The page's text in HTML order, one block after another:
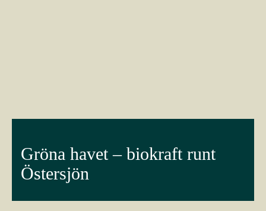
Gröna havet – biokraft runt
Östersjön